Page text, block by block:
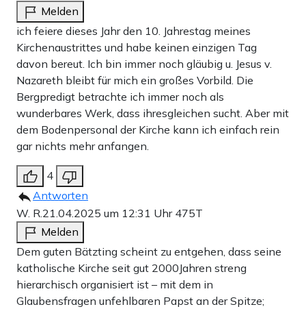
Melden
ich feiere dieses Jahr den 10. Jahrestag meines
Kirchenaustrittes und habe keinen einzigen Tag
davon bereut. Ich bin immer noch gläubig u. Jesus v.
Nazareth bleibt für mich ein großes Vorbild. Die
Bergpredigt betrachte ich immer noch als
wunderbares Werk, dass ihresgleichen sucht. Aber mit
dem Bodenpersonal der Kirche kann ich einfach rein
gar nichts mehr anfangen.
4
Antworten
W. R.21.04.2025 um 12:31 Uhr 475T
Melden
Dem guten Bätzting scheint zu entgehen, dass seine
katholische Kirche seit gut 2000Jahren streng
hierarchisch organisiert ist – mit dem in
Glaubensfragen unfehlbaren Papst an der Spitze;